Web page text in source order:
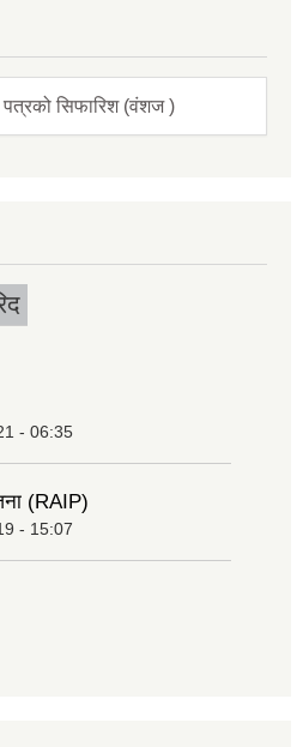
पत्रको सिफारिश (वंशज )
- 06:35
(RAIP)
- 15:07